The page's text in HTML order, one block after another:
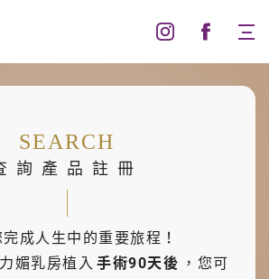
SEARCH
詢產品註冊
成人生中的重要旅程！
媚乳房植入 手術90天後 ，您可